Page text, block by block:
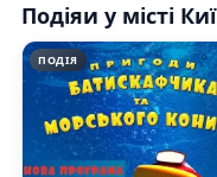
Подіяи у місті
ПОДІЯ